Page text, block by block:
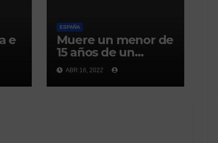
e
ESPAÑA
Muere un menor de
15 años de un
disparo en la
cabeza en
Ceuta(abc)
ABR 16, 2022